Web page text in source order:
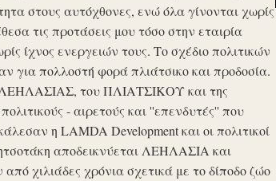
στους αυτόχθονες, ενώ όλα γίνονται χωρίς
τις προτάσεις μου τόσο στην εταιρία
ίχνος ενεργειών τους. Το σχέδιο πολιτικών
για πολλοστή φορά πλιάτσικο και προδοσία.
του ΠΛΙΑΤΣΙΚΟΥ και της
- αιρετούς και ''επενδυτές'' που
η LAMDA Development και οι πολιτικοί
αποδεικνύεται ΛΕΗΛΑΣΙΑ και
χιλιάδες χρόνια σχετικά με το δίποδο ζώο